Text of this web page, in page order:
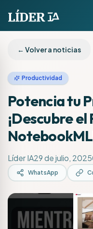
← Volver a noticias
Productividad
Potencia tu
¡Descubre
Líder IA29 de julio, 2025
WhatsApp